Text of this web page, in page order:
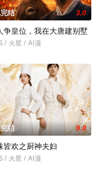
结 3.0
争皇位，我在大唐建别墅
/ 火星 / AI漫
结 9.0
皆欢之厨神夫妇
/ 火星 / AI漫